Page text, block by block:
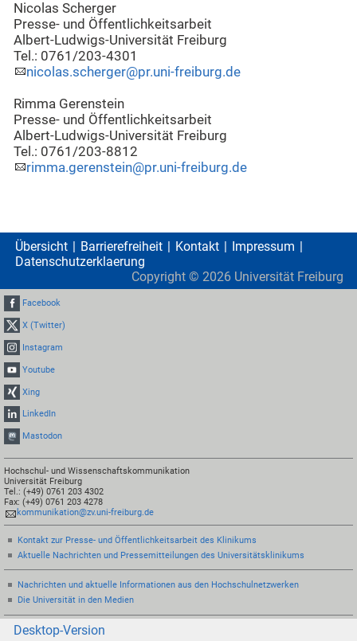
Nicolas Scherger
Presse- und Öffentlichkeitsarbeit
Albert-Ludwigs-Universität Freiburg
Tel.: 0761/203-4301
nicolas.scherger@pr.uni-freiburg.de
Rimma Gerenstein
Presse- und Öffentlichkeitsarbeit
Albert-Ludwigs-Universität Freiburg
Tel.: 0761/203-8812
rimma.gerenstein@pr.uni-freiburg.de
Übersicht Barrierefreiheit Kontakt
Impressum
Datenschutzerklaerung
Copyright © 2026 Universität Freiburg
Facebook
X (Twitter)
Instagram
Youtube
Xing
LinkedIn
Mastodon
Hochschul- und Wissenschaftskommunikation
Universität Freiburg
Tel.: (+49) 0761 203 4302
Fax: (+49) 0761 203 4278
kommunikation@zv.uni-freiburg.de
Kontakt zur Presse- und Öffentlichkeitsarbeit des Klinikums
Aktuelle Nachrichten und Pressemitteilungen des Universitätsklinikums
Nachrichten und aktuelle Informationen aus den Hochschulnetzwerken
Die Universität in den Medien
Desktop-Version